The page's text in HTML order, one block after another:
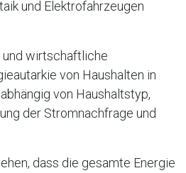
und Elektrofahrzeugen
wirtschaftliche
von Haushalten in
von Haushaltstyp,
der Stromnachfrage und
dass die gesamte Energie